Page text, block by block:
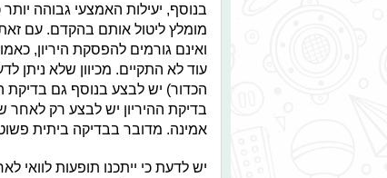
בנוסף, יעילות האמצעי גבוהה
מומלץ ליטול אותם בהקדם. עם
ואינם גורמים להפסקת היריון,
עוד לא התקיים. מכיוון שלא ניתן
הכדור) יש לבצע בנוסף גם בדיקת
בדיקת ההיריון יש לבצע רק לאחר
אמינה. מדובר בבדיקה ביתית
יש לדעת כי ייתכנו תופעות לוואי